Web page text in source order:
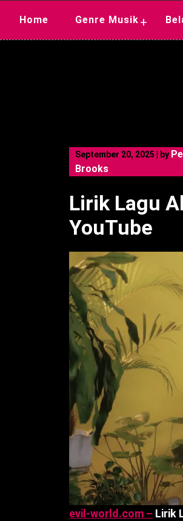
Home Genre Musik +
September 20, 2025 by
Brooks
Lirik Lagu
YouTube
evil-world.com – Lirik